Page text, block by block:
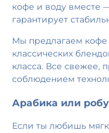
кофе и воду вместе
гарантирует
Мы предлагаем кофе
классических
класса. Все свежее,
соблюдением
Арабика или
Если ты любишь